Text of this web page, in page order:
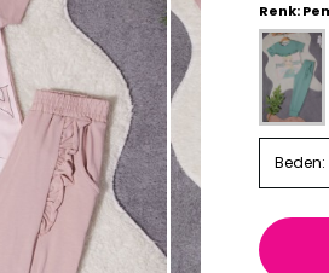
Renk:
Beden: